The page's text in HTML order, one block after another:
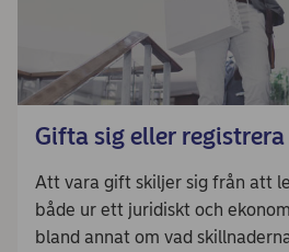
Gifta sig eller
Att vara gift skiljer sig från att
både ur ett juridiskt och
bland annat om vad